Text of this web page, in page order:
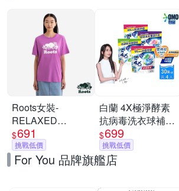
Roots女裝-
RELAXED
COOPER 短袖上
衣-淡莓紫
$691
挑戰低價
白蘭 4X極淨酵素
抗病毒洗衣球補充
包(30顆/袋)_4入組
(三款任選)
$699
挑戰低價
For You 品牌旗艦店